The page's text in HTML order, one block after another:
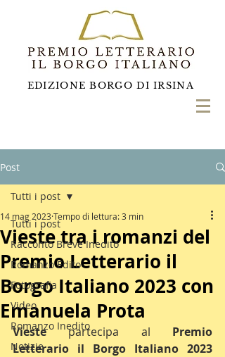
EDIZIONE BORGO DI IRSINA
Post
Tutti i post
Racconto Breve Inedito
Romanzo Edito
Fotografia
Video
Romanzo Inedito
Notizie
Tutti i post
Vieste tra i romanzi del
Premio Letterario il
Borgo Italiano 2023 con
Emanuela Prota
14 mag 2023 Tempo di lettura: 3 min
Vieste partecipa al Premio
Letterario il Borgo Italiano 2023